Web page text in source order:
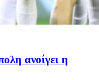
ανοίγει η